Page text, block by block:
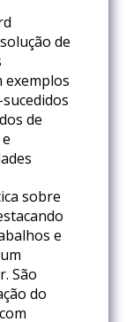
de
exemplos
de
sobre
e
São
do